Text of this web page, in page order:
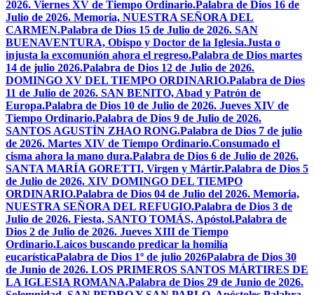
2026. Viernes XV de Tiempo Ordinario.Palabra de Dios 16 de
Julio de 2026. Memoria, NUESTRA SEÑORA DEL
CARMEN.Palabra de Dios 15 de Julio de 2026. SAN
BUENAVENTURA, Obispo y Doctor de la Iglesia.Justa o
injusta la excomunión ahora el regreso.Palabra de Dios martes
14 de julio 2026.Palabra de Dios 12 de Julio de 2026.
DOMINGO XV DEL TIEMPO ORDINARIO.Palabra de Dios
11 de Julio de 2026. SAN BENITO, Abad y Patrón de
Europa.Palabra de Dios 10 de Julio de 2026. Jueves XIV de
Tiempo Ordinario.Palabra de Dios 9 de Julio de 2026.
SANTOS AGUSTÍN ZHAO RONG.Palabra de Dios 7 de julio
de 2026. Martes XIV de Tiempo Ordinario.Consumado el
cisma ahora la mano dura.Palabra de Dios 6 de Julio de 2026.
SANTA MARÍA GORETTI, Virgen y Mártir.Palabra de Dios 5
de Julio de 2026. XIV DOMINGO DEL TIEMPO
ORDINARIO.Palabra de Dios 04 de Julio del 2026. Memoria,
NUESTRA SEÑORA DEL REFUGIO.Palabra de Dios 3 de
Julio de 2026. Fiesta, SANTO TOMÁS, Apóstol.Palabra de
Dios 2 de Julio de 2026. Jueves XIII de Tiempo
Ordinario.Laicos buscando predicar la homilía
eucarísticaPalabra de Dios 1º de julio 2026Palabra de Dios 30
de Junio de 2026. LOS PRIMEROS SANTOS MÁRTIRES DE
LA IGLESIA ROMANA.Palabra de Dios 29 de Junio de 2026.